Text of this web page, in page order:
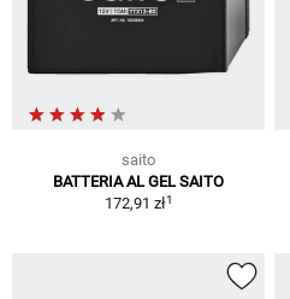
saito
BATTERIA AL GEL SAITO
172,91 zł1